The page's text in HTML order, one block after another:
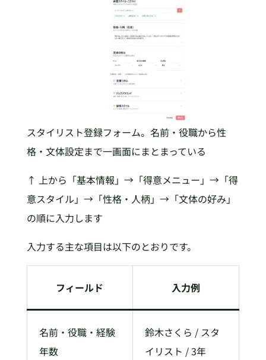
スタイリスト登録フォーム。名前・役職から性
格・文体設定まで一画面にまとまっている
↑ 上から「基本情報」→「得意メニュー」→「得
意スタイル」→「性格・人柄」→「文体の好み」
の順に入力します
入力する主な項目は以下のとおりです。
フィールド 入力例
名前・役職・経験
年数
鈴木さくら / スタ
イリスト / 3年